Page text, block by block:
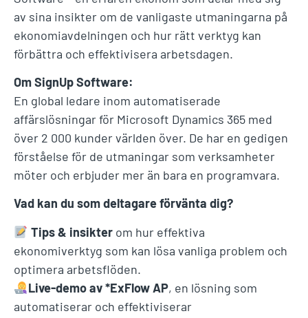
av sina insikter om de vanligaste utmaningarna på
ekonomiavdelningen och hur rätt verktyg kan
förbättra och effektivisera arbetsdagen.
Om SignUp Software:
En global ledare inom automatiserade
affärslösningar för Microsoft Dynamics 365 med
över 2 000 kunder världen över. De har en gedigen
förståelse för de utmaningar som verksamheter
möter och erbjuder mer än bara en programvara.
Vad kan du som deltagare förvänta dig?
Tips & insikterom hur effektiva
ekonomiverktyg som kan lösa vanliga problem och
optimera arbetsflöden.
Live-demo av *ExFlow AP, en lösning som
automatiserar och effektiviserar